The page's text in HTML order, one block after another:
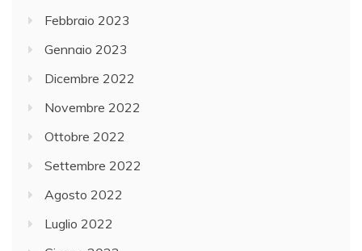
Febbraio 2023
Gennaio 2023
Dicembre 2022
Novembre 2022
Ottobre 2022
Settembre 2022
Agosto 2022
Luglio 2022